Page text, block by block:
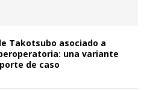
Takotsubo asociado a
una variante
de caso